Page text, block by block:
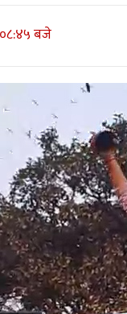
बजे